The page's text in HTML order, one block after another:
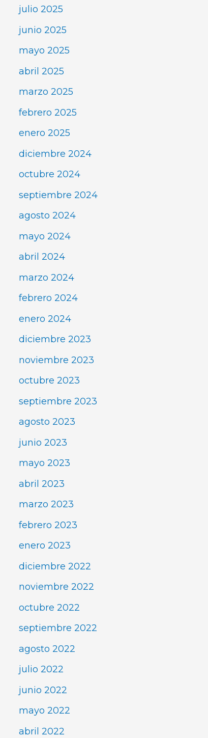
julio 2025
junio 2025
mayo 2025
abril 2025
marzo 2025
febrero 2025
enero 2025
diciembre 2024
octubre 2024
septiembre 2024
agosto 2024
mayo 2024
abril 2024
marzo 2024
febrero 2024
enero 2024
diciembre 2023
noviembre 2023
octubre 2023
septiembre 2023
agosto 2023
junio 2023
mayo 2023
abril 2023
marzo 2023
febrero 2023
enero 2023
diciembre 2022
noviembre 2022
octubre 2022
septiembre 2022
agosto 2022
julio 2022
junio 2022
mayo 2022
abril 2022